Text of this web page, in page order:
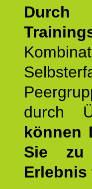
durch
können
Sie zu
Erlebnis